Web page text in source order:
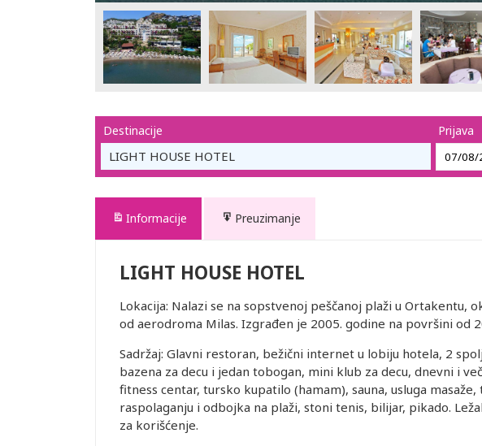
Destinacije
LIGHT HOUSE HOTEL
Prijava
Informacije Preuzimanje
LIGHT HOUSE HOTEL
Lokacija: Nalazi se na sopstvenoj peščanoj plaži u Ortakentu,
od aerodroma Milas. Izgrađen je 2005. godine na površini od
Sadržaj: Glavni restoran, bežični internet u lobiju hotela, 2
bazena za decu i jedan tobogan, mini klub za decu, dnevni i
fitness centar, tursko kupatilo (hamam), sauna, usluga
raspolaganju i odbojka na plaži, stoni tenis, bilijar, pikado.
za korišćenje.